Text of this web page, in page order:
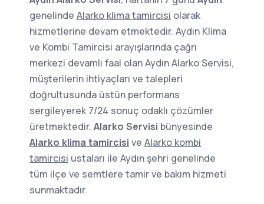
genelinde Alarko klima tamircisi olarak
hizmetlerine devam etmektedir. Aydın Klima
ve Kombi Tamircisi arayışlarında çağrı
merkezi devamlı faal olan Aydın Alarko Servisi,
müşterilerin ihtiyaçları ve talepleri
doğrultusunda üstün performans
sergileyerek 7/24 sonuç odaklı çözümler
üretmektedir. Alarko Servisi bünyesinde
Alarko klima tamircisi ve Alarko kombi
tamircisi ustaları ile Aydın şehri genelinde
tüm ilçe ve semtlere tamir ve bakım hizmeti
sunmaktadır.